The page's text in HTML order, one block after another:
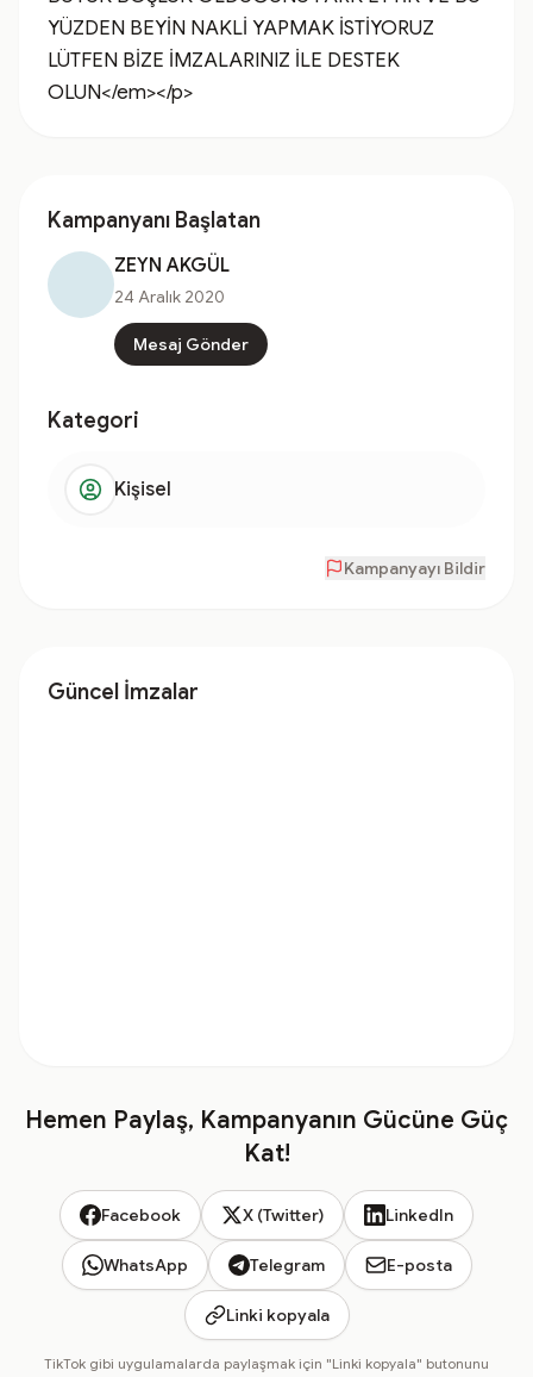
YÜZDEN BEYİN NAKLİ YAPMAK İSTİYORUZ
LÜTFEN BİZE İMZALARINIZ İLE DESTEK
OLUN</em></p>
Kampanyanı Başlatan
ZEYN AKGÜL
24 Aralık 2020
Mesaj Gönder
Kategori
Kişisel
Kampanyayı Bildir
Güncel İmzalar
Hemen Paylaş, Kampanyanın Gücüne Güç
Kat!
Facebook X (Twitter) LinkedIn
WhatsApp Telegram E-posta
Linki kopyala
TikTok gibi uygulamalarda paylaşmak için "Linki kopyala" butonunu